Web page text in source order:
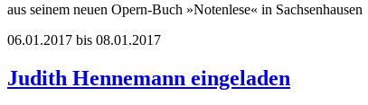
aus seinem neuen Opern-Buch »Notenlese« in Sachsenhausen
06.01.2017 bis 08.01.2017
Judith Hennemann eingeladen